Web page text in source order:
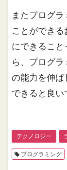
またプログ
ことができ
にできるこ
ら、プログ
の能力を伸ば
できると良い
テクノロジー
プログラミング